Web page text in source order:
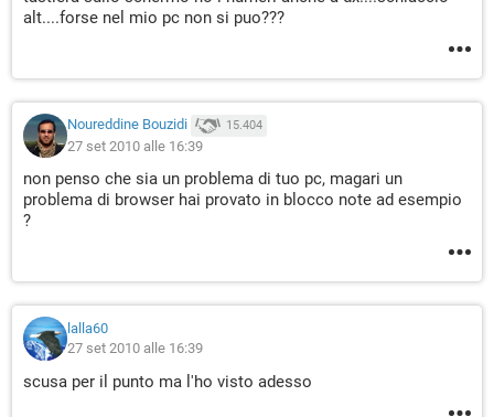
alt....forse nel mio pc non si puo???
Noureddine Bouzidi 15.404
27 set 2010 alle 16:39
non penso che sia un problema di tuo pc, magari un
problema di browser hai provato in blocco note ad esempio
?
lalla60
27 set 2010 alle 16:39
scusa per il punto ma l'ho visto adesso